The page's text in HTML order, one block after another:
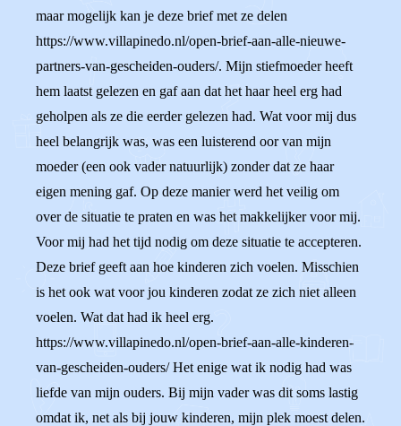
maar mogelijk kan je deze brief met ze delen
https://www.villapinedo.nl/open-brief-aan-alle-nieuwe-
partners-van-gescheiden-ouders/. Mijn stiefmoeder heeft
hem laatst gelezen en gaf aan dat het haar heel erg had
geholpen als ze die eerder gelezen had. Wat voor mij dus
heel belangrijk was, was een luisterend oor van mijn
moeder (een ook vader natuurlijk) zonder dat ze haar
eigen mening gaf. Op deze manier werd het veilig om
over de situatie te praten en was het makkelijker voor mij.
Voor mij had het tijd nodig om deze situatie te accepteren.
Deze brief geeft aan hoe kinderen zich voelen. Misschien
is het ook wat voor jou kinderen zodat ze zich niet alleen
voelen. Wat dat had ik heel erg.
https://www.villapinedo.nl/open-brief-aan-alle-kinderen-
van-gescheiden-ouders/ Het enige wat ik nodig had was
liefde van mijn ouders. Bij mijn vader was dit soms lastig
omdat ik, net als bij jouw kinderen, mijn plek moest delen.